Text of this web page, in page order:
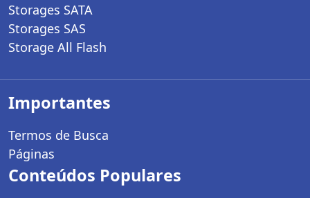
Storages SATA
Storages SAS
Storage All Flash
Importantes
Termos de Busca
Páginas
Conteúdos Populares